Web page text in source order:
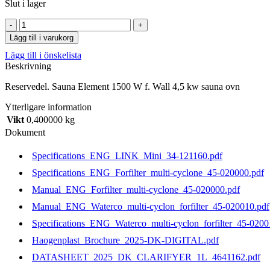
Slut i lager
Sauna
Element
1500
W
f.
4,5
sauna
ovn
mängd
Lägg till i varukorg
Lägg till i önskelista
Beskrivning
Reservedel. Sauna Element 1500 W f. Wall 4,5 kw sauna ovn
Ytterligare information
Vikt 0,400000 kg
Dokument
Specifications_ENG_LINK_Mini_34-121160.pdf
Specifications_ENG_Forfilter_multi-cyclone_45-020000.pdf
Manual_ENG_Forfilter_multi-cyclone_45-020000.pdf
Manual_ENG_Waterco_multi-cyclon_forfilter_45-020010.pdf
Specifications_ENG_Waterco_multi-cyclon_forfilter_45-
Haogenplast_Brochure_2025-DK-DIGITAL.pdf
DATASHEET_2025_DK_CLARIFYER_1L_4641162.pdf